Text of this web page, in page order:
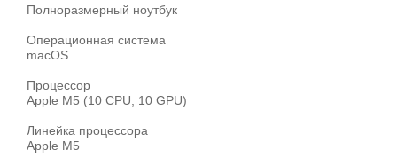
Полноразмерный ноутбук
Операционная система
macOS
Процессор
Apple M5 (10 CPU, 10 GPU)
Линейка процессора
Apple M5